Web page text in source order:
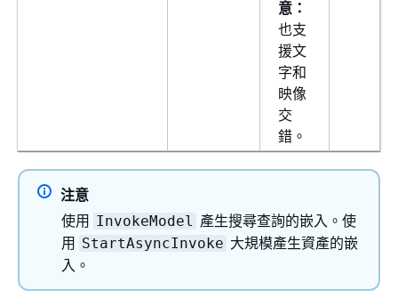
意：
也支
援文
字和
映像
交
錯。
注意
使用 InvokeModel 產生搜尋查詢的嵌入。使
用 StartAsyncInvoke 大規模產生資產的嵌
入。